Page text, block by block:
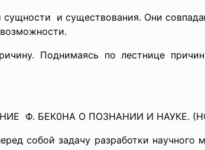
сущности и существования. Они
возможности.
Поднимаясь по лестнице
Ф. БЕК0НА О ПОЗНАНИИ И НАУКЕ.
собой задачу разработки